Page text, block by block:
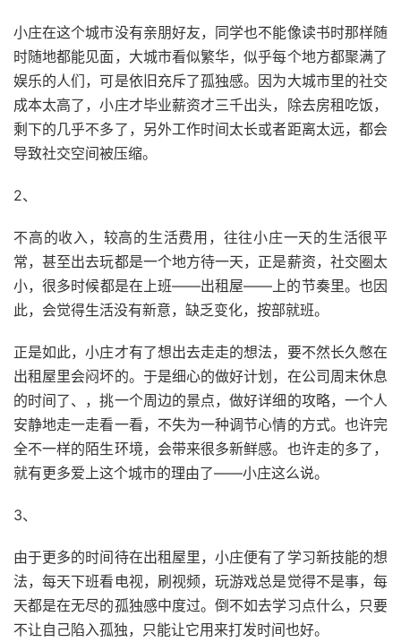
小庄在这个城市没有亲朋好友，同学也不能像读书时那样随
时随地都能见面，大城市看似繁华，似乎每个地方都聚满了
娱乐的人们，可是依旧充斥了孤独感。因为大城市里的社交
成本太高了，小庄才毕业薪资才三千出头，除去房租吃饭，
剩下的几乎不多了，另外工作时间太长或者距离太远，都会
导致社交空间被压缩。
2、
不高的收入，较高的生活费用，往往小庄一天的生活很平
常，甚至出去玩都是一个地方待一天，正是薪资，社交圈太
小，很多时候都是在上班——出租屋——上的节奏里。也因
此，会觉得生活没有新意，缺乏变化，按部就班。
正是如此，小庄才有了想出去走走的想法，要不然长久憋在
出租屋里会闷坏的。于是细心的做好计划，在公司周末休息
的时间了、，挑一个周边的景点，做好详细的攻略，一个人
安静地走一走看一看，不失为一种调节心情的方式。也许完
全不一样的陌生环境，会带来很多新鲜感。也许走的多了，
就有更多爱上这个城市的理由了——小庄这么说。
3、
由于更多的时间待在出租屋里，小庄便有了学习新技能的想
法，每天下班看电视，刷视频，玩游戏总是觉得不是事，每
天都是在无尽的孤独感中度过。倒不如去学习点什么，只要
不让自己陷入孤独，只能让它用来打发时间也好。